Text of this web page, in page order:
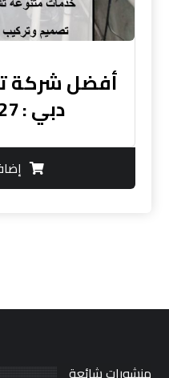
أفضل شركة
دبي : 0521606327